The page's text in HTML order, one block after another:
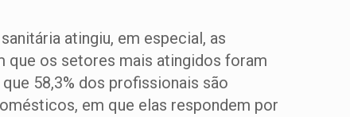
atingiu, em especial, as
que os setores mais atingidos foram
58,3% dos profissionais são
em que elas respondem por